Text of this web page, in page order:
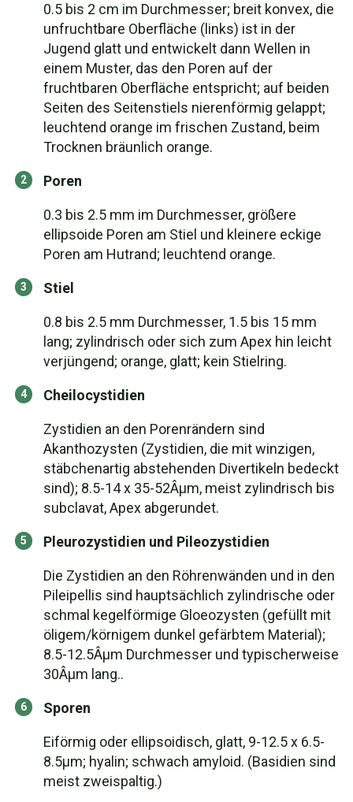
0.5 bis 2 cm im Durchmesser; breit konvex, die
unfruchtbare Oberfläche (links) ist in der
Jugend glatt und entwickelt dann Wellen in
einem Muster, das den Poren auf der
fruchtbaren Oberfläche entspricht; auf beiden
Seiten des Seitenstiels nierenförmig gelappt;
leuchtend orange im frischen Zustand, beim
Trocknen bräunlich orange.
Poren
0.3 bis 2.5 mm im Durchmesser, größere
ellipsoide Poren am Stiel und kleinere eckige
Poren am Hutrand; leuchtend orange.
Stiel
0.8 bis 2.5 mm Durchmesser, 1.5 bis 15 mm
lang; zylindrisch oder sich zum Apex hin leicht
verjüngend; orange, glatt; kein Stielring.
Cheilocystidien
Zystidien an den Porenrändern sind
Akanthozysten (Zystidien, die mit winzigen,
stäbchenartig abstehenden Divertikeln bedeckt
sind); 8.5-14 x 35-52Âµm, meist zylindrisch bis
subclavat, Apex abgerundet.
Pleurozystidien und Pileozystidien
Die Zystidien an den Röhrenwänden und in den
Pileipellis sind hauptsächlich zylindrische oder
schmal kegelförmige Gloeozysten (gefüllt mit
öligem/körnigem dunkel gefärbtem Material);
8.5-12.5Âµm Durchmesser und typischerweise
30Âµm lang..
Sporen
Eiförmig oder ellipsoidisch, glatt, 9-12.5 x 6.5-
8.5µm; hyalin; schwach amyloid. (Basidien sind
meist zweispaltig.)